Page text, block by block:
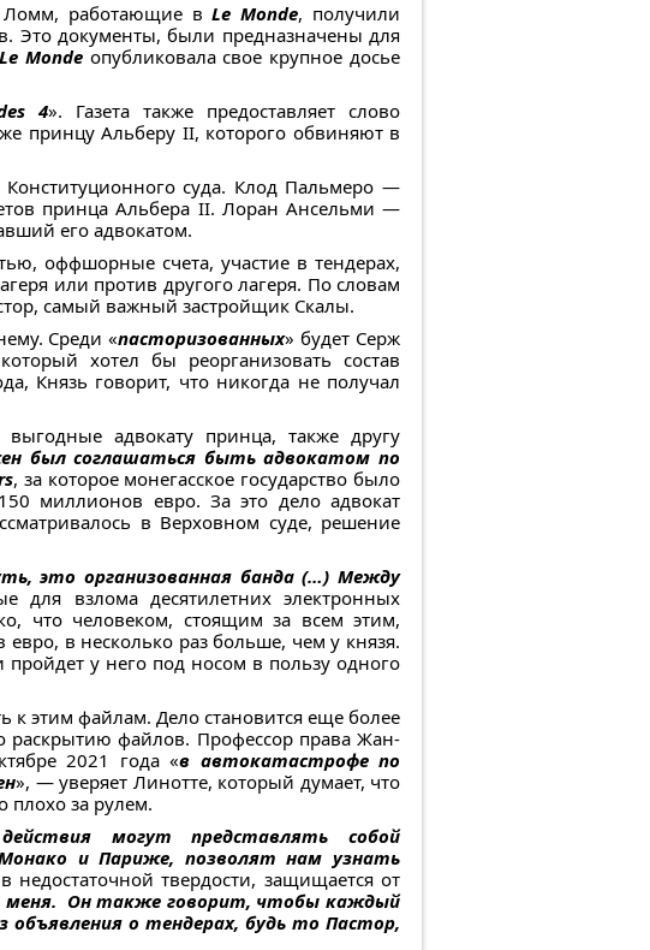
Ломм, работающие вLe Monde, получили
Это документы, были предназначены для
Le Mondeопубликовала свое крупное досье
4». Газета также предоставляет слово
принцу Альберу II, которого обвиняют в
Конституционного суда. Клод Пальмеро —
принца Альбера II. Лоран Ансельми —
его адвокатом.
оффшорные счета, участие в тендерах,
или против другого лагеря. По словам
самый важный застройщик Скалы.
Среди «пасторизованных» будет Серж
хотел бы реорганизовать состав
Князь говорит, что никогда не получал
адвокату принца, также другу
был соглашаться быть адвокатом по
, за которое монегасское государство было
миллионов евро. За это дело адвокат
в Верховном суде, решение
это организованная банда (…) Между
для взлома десятилетних электронных
что человеком, стоящим за всем этим,
в несколько раз больше, чем у князя.
пройдет у него под носом в пользу одного
к этим файлам. Дело становится еще более
раскрытию файлов. Профессор права Жан-
2021 года «в автокатастрофе по
», — уверяет Линотте, который думает, что
плохо за рулем.
могут представлять собой
и Париже, позволят нам узнать
твердости, защищается от
меня. Он также говорит, чтобы каждый
объявления о тендерах, будь то Пастор,